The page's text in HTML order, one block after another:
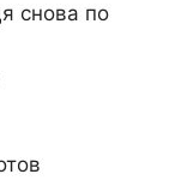
снова по